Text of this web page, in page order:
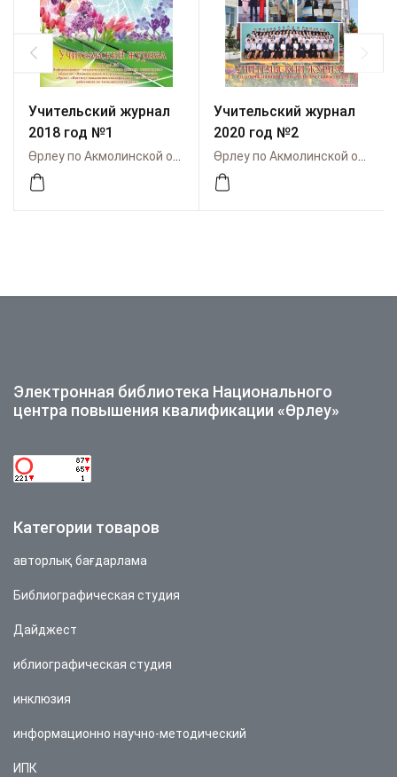
Учительский журнал
2018 год №1
Учительский журнал
2020 год №2
Электронная библиотека Национального
центра повышения квалификации «Өрлеу»
Категории товаров
авторлық бағдарлама
Библиографическая студия
Дайджест
иблиографическая студия
инклюзия
информационно научно-методический
ИПК